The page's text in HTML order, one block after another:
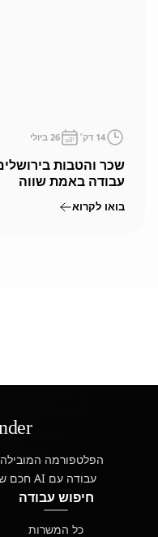
14 דק׳ 26 ביולי
שכר והטבות
עבודה באמת שווה
בואו לקרוא
הפלטפורמה
עבודה עם AI חכם שמתאים בין מועמדים לחברות.
חיפוש עבודה
כל המשרות